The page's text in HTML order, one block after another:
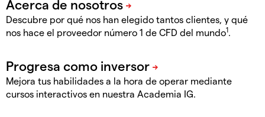
Descubre por qué nos han elegido tantos clientes, y qué
nos hace el proveedor número 1 de CFD del mundo1.
Mejora tus habilidades a la hora de operar mediante
cursos interactivos en nuestra Academia IG.